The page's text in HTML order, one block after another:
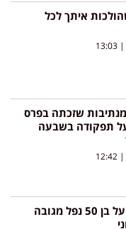
איתך לכל
שזכתה בפרס
על תפקודה בשבעה
גן יבנה: פועל בן 50 נפל מגובה